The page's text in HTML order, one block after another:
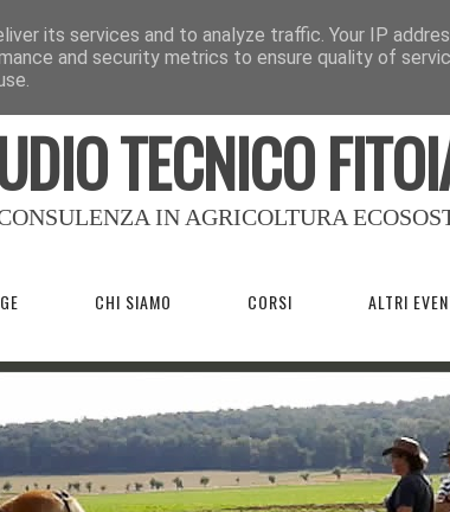
TECNICO
IN AGRICOLTURA
CHI SIAMO CORSI ALTRI
its services and to analyze traffic. Your IP
and security metrics to ensure quality of